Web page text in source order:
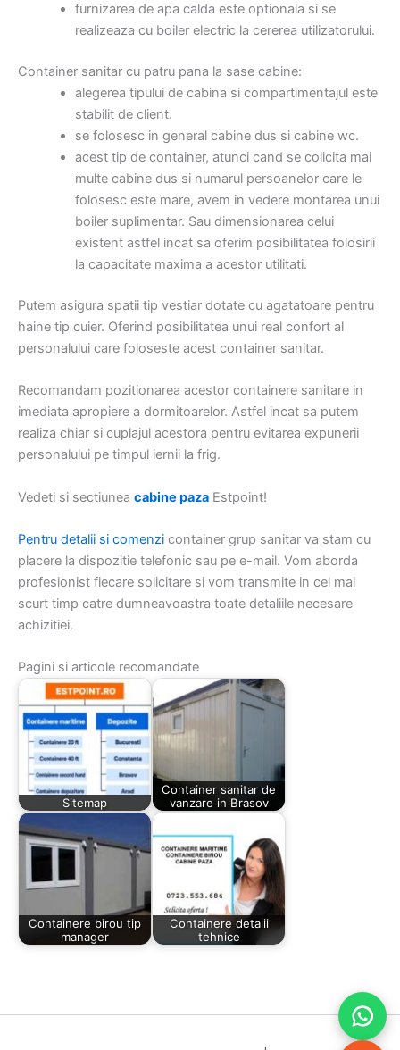
furnizarea de apa calda este optionala si se
realizeaza cu boiler electric la cererea utilizatorului.
Container sanitar cu patru pana la sase cabine:
alegerea tipului de cabina si compartimentajul este
stabilit de client.
se folosesc in general cabine dus si cabine wc.
acest tip de container, atunci cand se colicita mai
multe cabine dus si numarul persoanelor care le
folosesc este mare, avem in vedere montarea unui
boiler suplimentar. Sau dimensionarea celui
existent astfel incat sa oferim posibilitatea folosirii
la capacitate maxima a acestor utilitati.
Putem asigura spatii tip vestiar dotate cu agatatoare pentru
haine tip cuier. Oferind posibilitatea unui real confort al
personalului care foloseste acest container sanitar.
Recomandam pozitionarea acestor containere sanitare in
imediata apropiere a dormitoarelor. Astfel incat sa putem
realiza chiar si cuplajul acestora pentru evitarea expunerii
personalului pe timpul iernii la frig.
Vedeti si sectiunea cabine paza Estpoint!
Pentru detalii si comenzi container grup sanitar va stam cu
placere la dispozitie telefonic sau pe e-mail. Vom aborda
profesionist fiecare solicitare si vom transmite in cel mai
scurt timp catre dumneavoastra toate detaliile necesare
achizitiei.
Pagini si articole recomandate
Sitemap
Container sanitar de
vanzare in Brasov
Containere birou tip
manager
Containere detalii
tehnice